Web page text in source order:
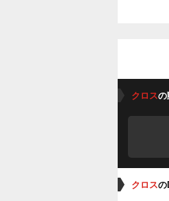
クロスの
クロスの